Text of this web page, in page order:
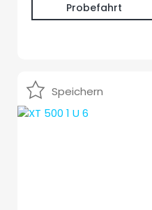
Probefahrt
Speichern